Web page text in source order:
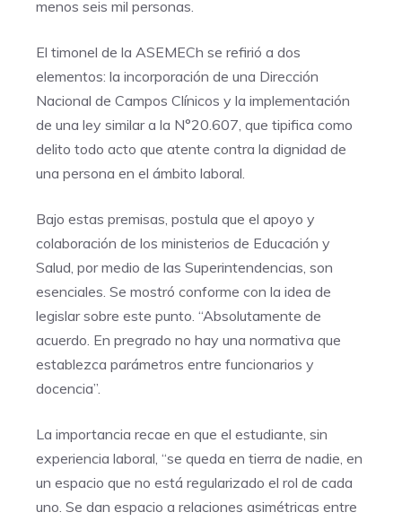
menos seis mil personas.
El timonel de la ASEMECh se refirió a dos
elementos: la incorporación de una Dirección
Nacional de Campos Clínicos y la implementación
de una ley similar a la N°20.607, que tipifica como
delito todo acto que atente contra la dignidad de
una persona en el ámbito laboral.
Bajo estas premisas, postula que el apoyo y
colaboración de los ministerios de Educación y
Salud, por medio de las Superintendencias, son
esenciales. Se mostró conforme con la idea de
legislar sobre este punto. “Absolutamente de
acuerdo. En pregrado no hay una normativa que
establezca parámetros entre funcionarios y
docencia”.
La importancia recae en que el estudiante, sin
experiencia laboral, “se queda en tierra de nadie, en
un espacio que no está regularizado el rol de cada
uno. Se dan espacio a relaciones asimétricas entre